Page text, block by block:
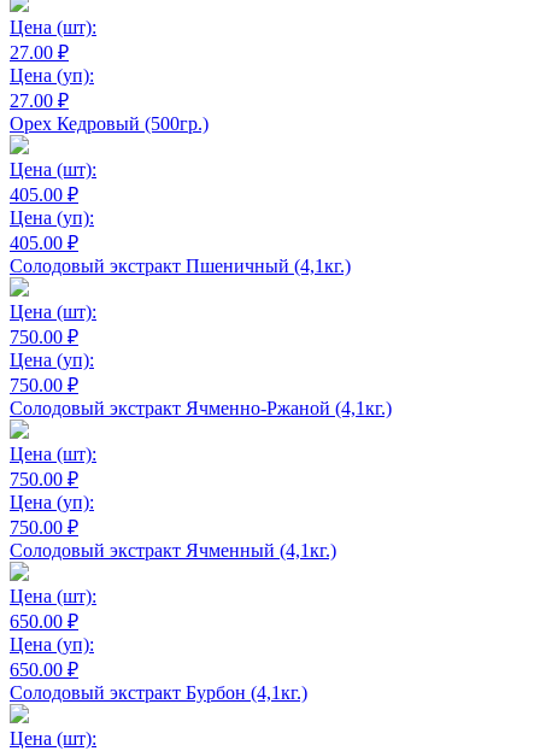
Цена (шт):
27.00 ₽
Цена (уп):
27.00 ₽
Орех Кедровый (500гр.)
Цена (шт):
405.00 ₽
Цена (уп):
405.00 ₽
Солодовый экстракт Пшеничный (4,1кг.)
Цена (шт):
750.00 ₽
Цена (уп):
750.00 ₽
Солодовый экстракт Ячменно-Ржаной (4,1кг.)
Цена (шт):
750.00 ₽
Цена (уп):
750.00 ₽
Солодовый экстракт Ячменный (4,1кг.)
Цена (шт):
650.00 ₽
Цена (уп):
650.00 ₽
Солодовый экстракт Бурбон (4,1кг.)
Цена (шт):